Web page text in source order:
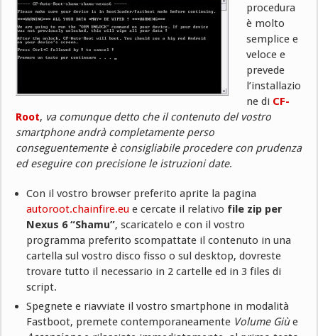
procedura
è molto
semplice e
veloce e
prevede
l’installazio
ne di CF-
Root, va comunque detto che il contenuto del vostro
smartphone andrà completamente perso
conseguentemente è consigliabile procedere con prudenza
ed eseguire con precisione le istruzioni date.
Con il vostro browser preferito aprite la pagina
autoroot.chainfire.eu e cercate il relativo file zip per
Nexus 6 “Shamu”, scaricatelo e con il vostro
programma preferito scompattate il contenuto in una
cartella sul vostro disco fisso o sul desktop, dovreste
trovare tutto il necessario in 2 cartelle ed in 3 files di
script.
Spegnete e riavviate il vostro smartphone in modalità
Fastboot, premete contemporaneamente Volume Giùe